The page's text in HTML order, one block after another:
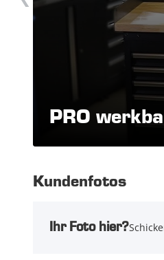
PRO
Kundenfotos
Ihr Foto hier?